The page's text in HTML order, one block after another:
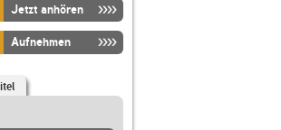
Jetzt anhören
Aufnehmen